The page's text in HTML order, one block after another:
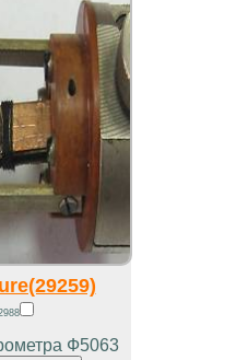
Ф5063